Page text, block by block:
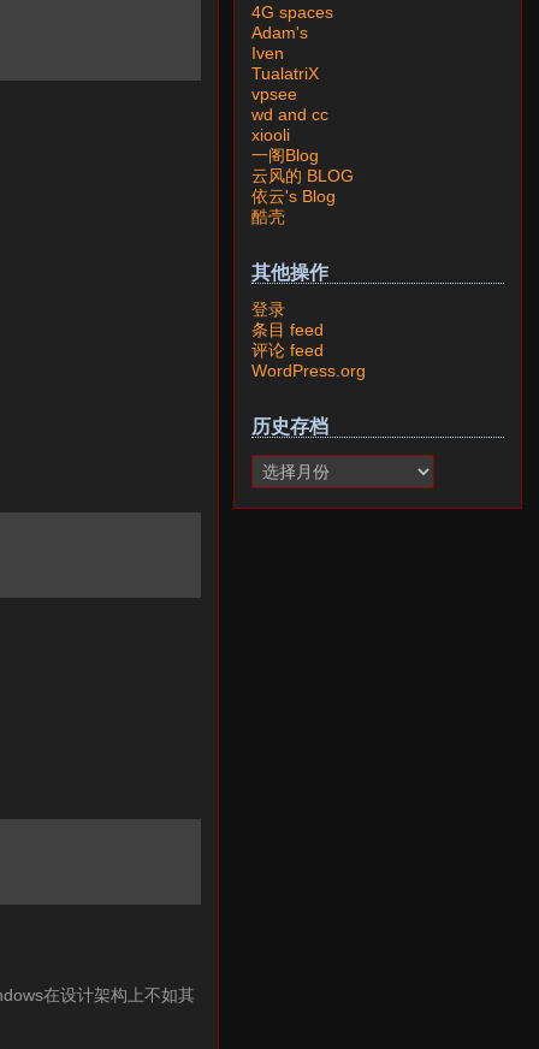
在设计架构上不如其
4G spaces
Adam's
Iven
TualatriX
vpsee
wd and cc
xiooli
一阁Blog
云风的 BLOG
依云's Blog
酷壳
其他操作
登录
条目 feed
评论 feed
WordPress.org
历史存档